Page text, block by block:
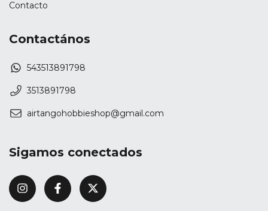
Contacto
Contactános
543513891798
3513891798
airtangohobbieshop@gmail.com
Sigamos conectados